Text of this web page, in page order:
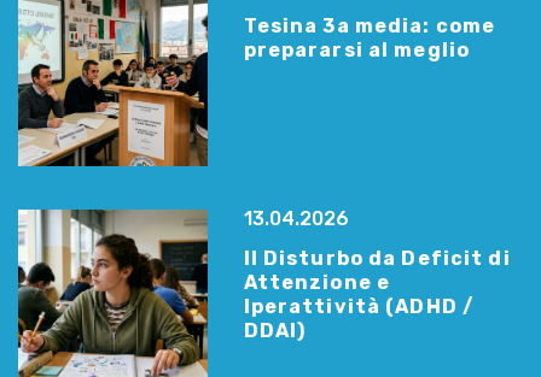
Tesina 3a media: come
prepararsi al meglio
13.04.2026
Il Disturbo da Deficit di
Attenzione e
Iperattività (ADHD /
DDAI)